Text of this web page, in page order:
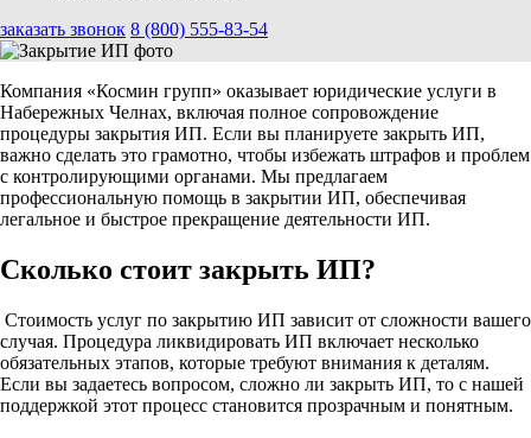
заказать звонок 8 (800) 555-83-54
Компания «Космин групп» оказывает юридические услуги в
Набережных Челнах, включая полное сопровождение
процедуры закрытия ИП. Если вы планируете закрыть ИП,
важно сделать это грамотно, чтобы избежать штрафов и проблем
с контролирующими органами. Мы предлагаем
профессиональную помощь в закрытии ИП, обеспечивая
легальное и быстрое прекращение деятельности ИП.
Сколько стоит закрыть ИП?
Стоимость услуг по закрытию ИП зависит от сложности вашего
случая. Процедура ликвидировать ИП включает несколько
обязательных этапов, которые требуют внимания к деталям.
Если вы задаетесь вопросом, сложно ли закрыть ИП, то с нашей
поддержкой этот процесс становится прозрачным и понятным.